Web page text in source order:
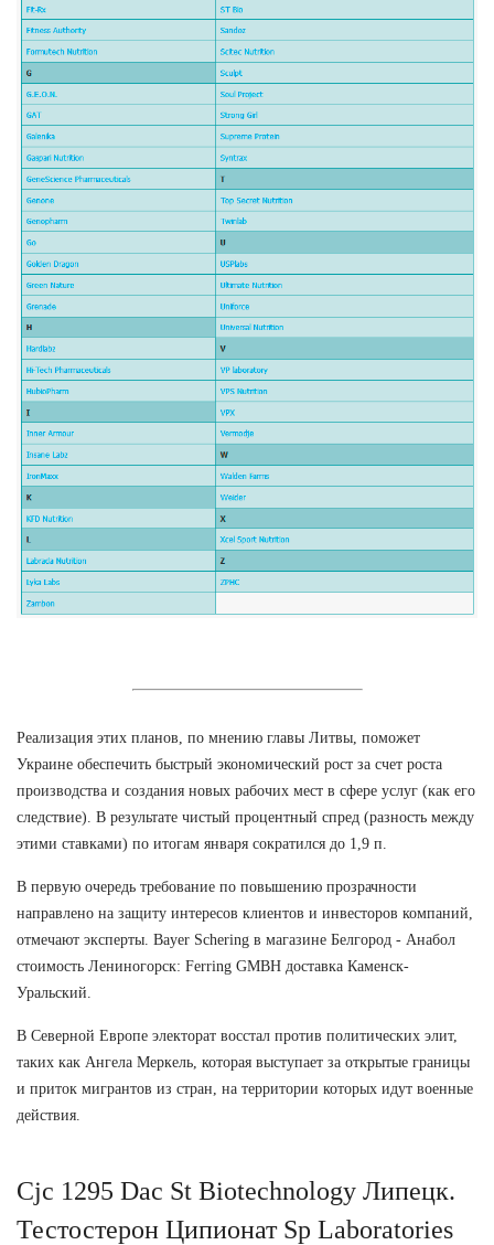
Реализация этих планов, по мнению главы Литвы, поможет
Украине обеспечить быстрый экономический рост за счет роста
производства и создания новых рабочих мест в сфере услуг (как его
следствие). В результате чистый процентный спред (разность между
этими ставками) по итогам января сократился до 1,9 п.
В первую очередь требование по повышению прозрачности
направлено на защиту интересов клиентов и инвесторов компаний,
отмечают эксперты. Bayer Schering в магазине Белгород - Анабол
стоимость Лениногорск: Ferring GMBH доставка Каменск-
Уральский.
В Северной Европе электорат восстал против политических элит,
таких как Ангела Меркель, которая выступает за открытые границы
и приток мигрантов из стран, на территории которых идут военные
действия.
Cjc 1295 Dac St Biotechnology Липецк.
Тестостерон Ципионат Sp Laboratories